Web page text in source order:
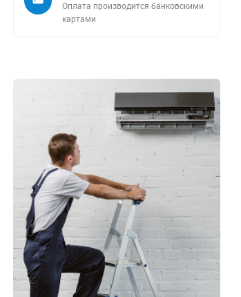
MDTII-09HWFN8
Производитель: MDV
Оплата производится банковскими
картами